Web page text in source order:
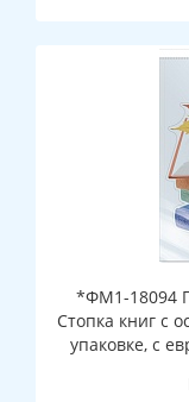
*ФМ1-18094
Стопка книг с
упаковке, с